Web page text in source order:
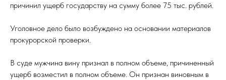
причинил ущерб государству на сумму более 75 тыс. рублей.
Уголовное дело было возбуждено на основании материалов
прокурорской проверки.
В суде мужчина вину признал в полном объеме, причиненный
ущерб возместил в полном объеме. Он признан виновным в